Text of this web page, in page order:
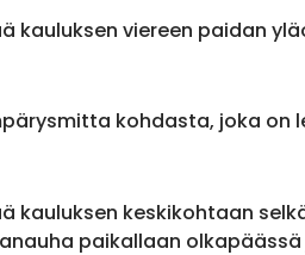
kauluksen viereen paidan
kohdasta, joka on
kauluksen keskikohtaan
paikallaan